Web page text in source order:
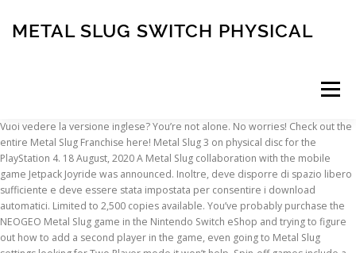
METAL SLUG SWITCH PHYSICAL
Menu
INSCRIPTION ABOUT FAQ CONTACT
Vuoi vedere la versione inglese? You’re not alone. No worries! Check out the entire Metal Slug Franchise here! Metal Slug 3 on physical disc for the PlayStation 4. 18 August, 2020 A Metal Slug collaboration with the mobile game Jetpack Joyride was announced. Inoltre, deve disporre di spazio libero sufficiente e deve essere stata impostata per consentire i download automatici. Limited to 2,500 copies available. You’ve probably purchase the NEOGEO Metal Slug game in the Nintendo Switch eShop and trying to figure out how to add a second player in the game, even going to Metal Slug settings looking for Two Player mode it won’t help. Spin-off games include a third-person shooter to commemorate the 10th anniversary of the series and a tower defense game for the mobile platform. On the other hand, Metal Slug is currently not a very relevant franchise, even if SNK has expressed interest in developing a new entry in the series. Morden, brought back into power, was attempting another coup d'état, but government forces got wind of the plot beforehand and pre-empted the impending assault. Currently, Metal Slug 2 is my favorite of the ones released. This week’s Switch eShop charts are as follows: All Games 1. Buy METAL SLUG Bundle. Stai uscendo dal sito di Nintendo of Europe. Standard edition is limited to 1,500 copies available worldwide. Metal Slug per Nintendo Switch. Stardew Valley 10. In 2017! Ultimate, Policy sulla privacy del sito e del My Nintendo Store, My Nintendo Store: Termini e condizioni generali di vendita. The rebellion orchestrated by General Morden to bring about a new global regime is now history, and order and peace has begun to return to the world. FINAL FANTASY VII and FINAL FANTASY VIII Remastered will unite in a twin-pack physical release for the Nintendo Switch... 13 Oct 16, 2020 at 10:12 AM by T-hug. Potrai controllare i dettagli e finalizzare l'acquisto nella prossima schermata. Grazie per aver visitato il sito Nintendo! Like R-Type, Metal Slug had a "gimmick" that set it apart from other, similar shooters, and that was the Metal Slug itself; a cute, almost anthropomorphic mini tank that could jump and crouch. You can also play up to 4 players mode in Metal Slug, just add a new controllers either another pair of Joy-Con or a Pro Controller. Per usufruire dei servizi online devi creare un account Nintendo e accettare il relativo Accordo. All'acquisto di questi contenuti si applica l'Accordo per l’account Nintendo. Se l’account Nintendo è impostato su un paese diverso, i dettagli di questa offerta potrebbero variare (per esempio, il prezzo sarà mostrato nella valuta locale). Limited Run Games Reveals Remaining PS Vita Titles. Inoltre, la difficoltà è stata modificata spostando i boss e tramite altri accorgimenti. Wth, it was only 2.99 but I still can't get a refund. Link 4 September, 2019 SNK's Official Discord Server is now live! Se i fondi non sono ancora stati collegati, sarà possibile farlo durante l’acquisto. Titolo non giocabile prima della data di uscita: {{releaseDate}} . Scopri questo straordinario videogioco, un vero capolavoro che ha segnato una generazione! Per i giochi che usano lo streaming tramite cloud, è possibile scaricare solo l'applicazione gratuita di avvio del software. Scott Pilgrim vs. Metal Slug 3 Featured News PS Vita . Instrumental in squashing Morden's rebel forces, Marco and Tarma of the Peregrine Falcon Strike Force are ordered to lead t… METAL SLUG X è uno sparatutto d'azione pubblicato da SNK nel 1999. You’ve probably purchase the NEOGEO Metal Slug game in the Nintendo Switch eShop and trying to figure out how to add a second player in the game, even going to Metal Slug settings looking for Two Player mode it won’t help. The Metal Slug Anthology Classic Edition includes: Metal Slug Anthology (PS4) Functional Classic NEO GEO Shockbox The shockbox holds your game case! Dopo che il pagamento è andato a buon fine, il contenuto viene scaricato sulla console collegata con il tuo account Nintendo, o con il tuo Nintendo Network ID nel caso in cui tu stia utilizzando una console Wii U o una console della famiglia Nintendo 3DS. All Rights Reserved. I dettagli di questa offerta sono validi per gli utenti che effettuano l'accesso con un account Nintendo impostato sullo stesso paese di questo sito. Cooking Simulator 9. Items included in this package. Metal Slug 4: Game Info Game: Metal Slug File Name: mslug.zip File Size: 12.57 MB Genre: Shooter System: Neo Geo Downloads: 2,028,100 Rating: (4.85 /5, 7,112 votes) Top 25 Neo Geo ROMs. Inoltre, la difficoltà è stata modificata spostando i boss e tramite altri accorgimenti. {{ regularPrice }}{{ lowestPrice }}. I dettagli di questa offerta sono si basano sulle impostazioni del paese del tuo account Nintendo. Region free. A partire da: Hope this instruction help you activate the 2 players mode in Metal Slug Switch version. Super Smash Bros. Region free. Â©SNK CORPORATION ALL RIGHTS RESERVED. Si applica la Policy sulla privacy dell'account Nintendo. $7.99. Controlli: FRECCIA DX: Muovere a destra FRECCIA SX: Muovere a Sinistra CONTROL: Sparare SHIFT: Saltare You’re not alone. Per maggiori informazioni, visita la sezione Servizio al consumatore. Durante un panel al PAX East, la SNK ha annunciato il ritorno di Metal Slug XX.Al momento si sa ben poco sul titolo, a parte che verrà rilasciato in estate e sarà disponibile in digital delivery sul Playstation Store.. Metal Slug XX non è altro che una versione rivista di Metal Slug 7, uscito originariamente per PSP e Nintendo DS.MSXX uscì poi su Xbox 360 mediante Xbox Live e su PSP. They fight to defeat General Donald Morden, in an effort to take back their stolen weapon known as the "METAL SLUG". Includes Metal Slug, Metal Slug 3, and Metal Slug X. We’ve also been also trying to figure it out how to make it work and after an hour of looking for solution. Assicurati che la tua console disponga di abbastanza spazio libero. Si tratta di una versione rielaborata di METAL SLUG 2, con l'aggiunta di nuove armi e nemici. I hope we get Metal Slug X eventually -- to me that one is the absolute best (Metal Slug 2 remix with MS3's game engine and weapon selection, among other things.) We’ve finally come up with a solution. The player could find the Slug in the game's levels and it allowed a huge boost in power. Metal Slug 3 is a very hard game, so be prepared to die a lot at first. Per avviare l’acquisto è necessario effettuare il login utilizzando l’account Nintendo e il Nintendo Network ID. - “METAL SLUG 2”, the 2nd entry in SNK’s emblematic 2D run & gun action shooting game returns to the battlefield on the Steam gaming platform! Questi contenuti sono venduti da Nintendo of Europe GmbH. ACA NEOGEO METAL SLUG X Console: Nintendo Switch Data di uscita: 05/10/2017. La modalità multiplayer richiede un controller compatibile per ogni giocatore. Per i preordini, il pagamento viene prelevato automaticamente a partire da 7 giorni prima della data di uscita. Unplayable to us inverted heathens. $7.99. Naturalmente, qualsiasi informazione da te fornita nel sondaggio sarà trattata con riservatezza. Potrebbero essere necessari controller aggiuntivi, venduti separatamente. Metal Slug (Japanese: メタルスラッグ, Hepburn: Metaru Suraggu) is a series of run and gun video games originally created by Nazca Corporation before merging with SNK in 1996 after the completion of the first game in the series. The Metal Slug Anthology physical edition will be available for pre-order on September 18, 2020. Dedicando qualche minuto del tuo tempo a condividere i tuoi pensieri e le tue opinioni, ci aiuterai a migliorare il nostro sito. Classic Edition is limited to 2,000 copies available worldwide. Meanwhile, the Toaplan games will open for pre-order on September 15, 2020. La guerra secondo Metal Slug. Nintendo of Europe non si assume responsabilità per il contenuto o la sicurezza dei siti che stai per visitare. You will now be able to own a physical copy of Metal Slug … $7.99. Tutti i giochi per Nintendo Switch in saldo, Portale tornei Super Smash Bros. Mekabolt Lands On PS Vita & Switch This Week. $15.99 Add to Cart. The new Metal Slug game for console first teased in April 2019 is an action shooter that is planned for release in 2020, SNK Corporation executive director Se-Hwan Jeon announced. *Ã necessaria una connessione a Internet a banda larga. Come on Sony, step up. PlayStation 5’s UI revealed in official video. Furthermore, the series has (pixelated) blood and gore, and the characters wield military weaponry. 100 Keys Giveaway for MOBA Paragon (PC and PS4), How to Fixed Facebook Gameroom Installation Error, HITMAN – The Season Finale Game Trailer is Live, Final Fantasy XV is out in XBOX ONE and PS4, Battlefield 1 Single Player Trailer is Now Live, From there, you will now see four boxes for controller slots activation. The learning curve is steep, but once you figure out attack patterns and learn how to dodge, everything can start to click. METAL SLUG. Hades 7. Questo prodotto è munito di misure tecniche di protezione. Yesterday. Ultimate 8. La storica saga di Metal Slug è pronta a ritornare con due nuovi titoli nel corso di quest’anno.L’annuncio proviene direttamente da Jeon Se-hwan, CEO della software house koreana SNK, che ha confermato la notizia svelando alcuni dettagli sui progetti in cantiere. Per acquistare contenuti per Wii U o console della famiglia Nintendo 3DS è richiesto anche un Nintendo Network ID. As over-the-top epic as 3 is, the final stage seems to drag on and on for me. Sei stato scelto casualmente per prendere parte ad un breve sondaggio. Action, Arcade, 2D, Classic. How to Setup 2 Player Mode in Metal Slug Nintendo Switch. You have to manually activate your two joy-con grip as separate controllers in order for the game to detect the Two controllers. All'acquisto di questi contenuti si applica l'Accordo per l’account Nintendo. Arcade Archives Series Produced by HAMSTER Co. ModalitÃ portatile, ModalitÃ da t